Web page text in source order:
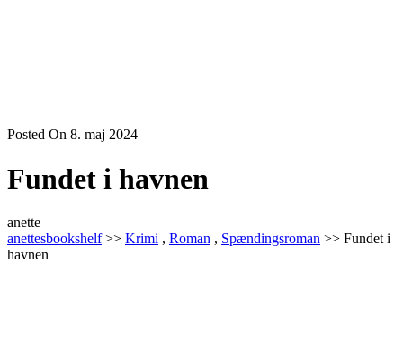
Posted On 8. maj 2024
Fundet i havnen
anette
anettesbookshelf>> Krimi , Roman , Spændingsroman >> Fundet i
havnen